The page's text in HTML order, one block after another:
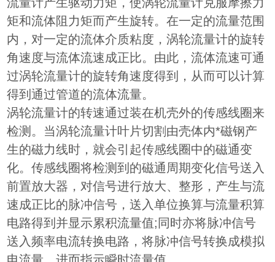
矩和流体阻力矩而产生旋转。在一定的流量范围
内，对一定的流体介质粘度，涡轮流量计的旋转
角速度与流体流速成正比。由此，流体流速可通
过涡轮流量计的旋转角速度得到，从而可以计算
得到通过管道的流体流量。
涡轮流量计的转速通过装在机壳外的传感线圈来
检测。当涡轮流量计叶片切割由壳体内*磁钢产
生的磁力线时，就会引起传感线圈中的磁通变
化。传感线圈将检测到的磁通周期变化信号送入
前置放大器，对信号进行放大、整形，产生与流
速成正比的脉冲信号，送入单位换算与流量积算
电路得到并显示累积流量值;同时亦将脉冲信号
送入频率电流转换电路，将脉冲信号转换成模拟